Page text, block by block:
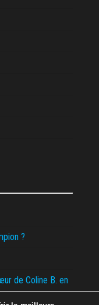
?
de Coline B. en